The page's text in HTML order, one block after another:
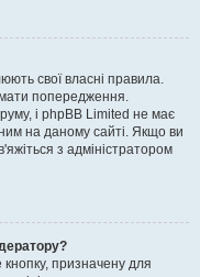
свої власні правила.
попередження.
і phpBB Limited не має
на даному сайті. Якщо ви
з адміністратором
призначену для